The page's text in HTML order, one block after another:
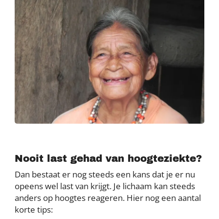
Nooit last gehad van hoogteziekte?
Dan bestaat er nog steeds een kans dat je er nu
opeens wel last van krijgt. Je lichaam kan steeds
anders op hoogtes reageren. Hier nog een aantal
korte tips: